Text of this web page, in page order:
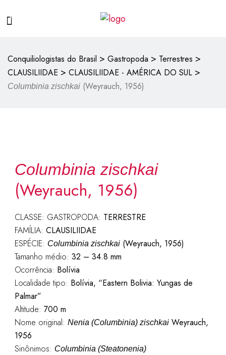
Conquiliologistas do Brasil > Gastropoda > Terrestres >
CLAUSILIIDAE > CLAUSILIIDAE - AMÉRICA DO SUL >
Columbinia zischkai (Weyrauch, 1956)
Columbinia zischkai
(Weyrauch, 1956)
CLASSE: GASTROPODA: TERRESTRE
FAMÍLIA: CLAUSILIIDAE
ESPÉCIE: Columbinia zischkai(Weyrauch, 1956)
Tamanho médio: 32 – 34.8 mm
Ocorrência: Bolívia
Localidade tipo: Bolívia, “Eastern Bolivia: Yungas de
Palmar”
Altitude: 700 m
Nome original: Nenia (Columbinia) zischkaiWeyrauch,
1956
Sinônimos: Columbinia (Steatonenia)